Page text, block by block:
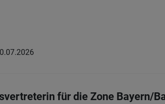
für die Zone Bayern/